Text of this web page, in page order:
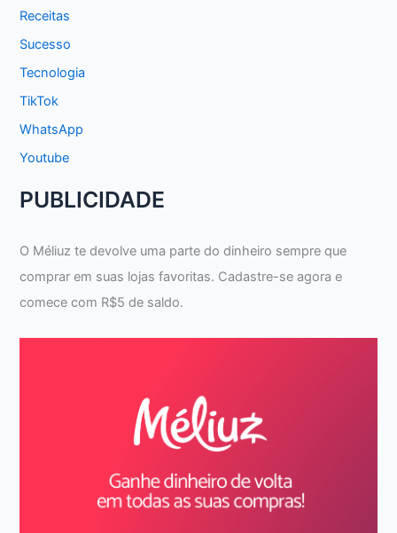
Receitas
Sucesso
Tecnologia
TikTok
WhatsApp
Youtube
PUBLICIDADE
O Méliuz te devolve uma parte do dinheiro sempre que
comprar em suas lojas favoritas. Cadastre-se agora e
comece com R$5 de saldo.